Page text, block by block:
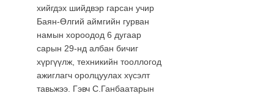
хийгдэх шийдвэр гарсан учир
Баян-Өлгий аймгийн гурван
намын хороодод 6 дугаар
сарын 29-нд албан бичиг
хүргүүлж, техникийн тооллогод
ажиглагч оролцуулах хүсэлт
тавьжээ. Гэвч С.Ганбаатарын